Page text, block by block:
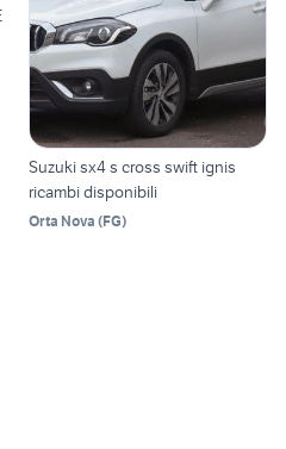
Suzuki sx4 s cross swift ignis
ricambi disponibili
Orta Nova (FG)